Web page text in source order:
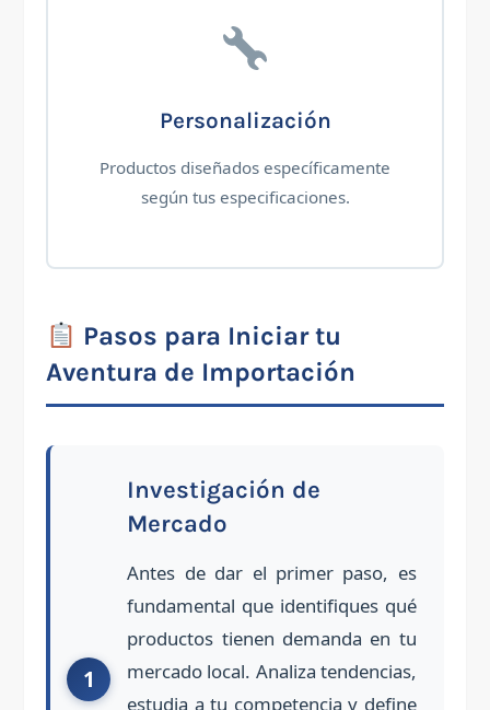
Personalización
Productos diseñados específicamente
según tus especificaciones.
Pasos para Iniciar tu
Aventura de Importación
Investigación de
Mercado
Antes de dar el primer paso, es
fundamental que identifiques qué
productos tienen demanda en tu
mercado local. Analiza tendencias,
estudia a tu competencia y define